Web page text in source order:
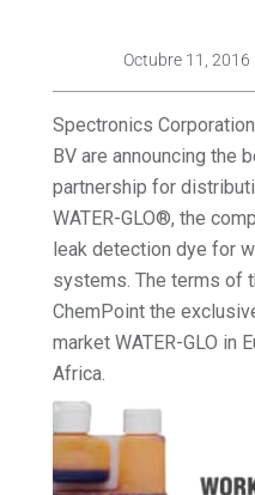
Octubre 11, 2016
Spectronics
BV are announcing the
partnership for
WATER-GLO®, the
leak detection dye for
systems. The terms of
ChemPoint the
market WATER-GLO in
Africa.